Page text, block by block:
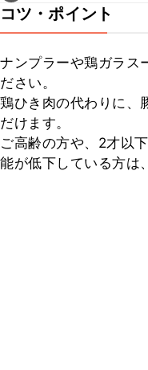
コツ・ポイント
ナンプラーや鶏ガラス
ださい。
鶏ひき肉の代わりに、
だけます。
ご高齢の方や、2才以
能が低下している方は